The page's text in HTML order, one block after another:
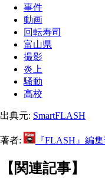
事件
動画
回転寿司
富山県
撮影
炎上
騒動
高校
出典元: SmartFLASH
著者: 『FLASH』編
【関連記事】